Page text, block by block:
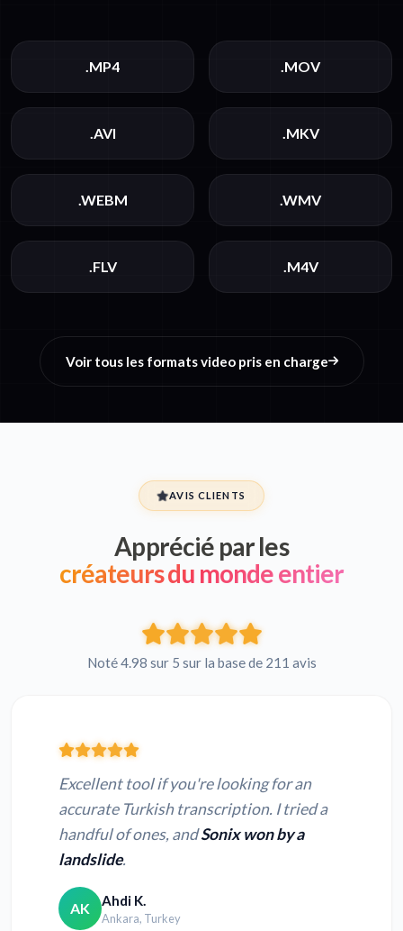
.MP4 .MOV
.AVI .MKV
.WEBM .WMV
.FLV .M4V
Voir tous les formats video pris en charge
AVIS CLIENTS
Apprécié par les
créateurs du monde entier
Noté 4.98 sur 5 sur la base de 211 avis
Excellent tool if you're looking for an
accurate Turkish transcription. I tried a
handful of ones, andSonix won by a
landslide.
AK Ahdi K.
Ankara, Turkey